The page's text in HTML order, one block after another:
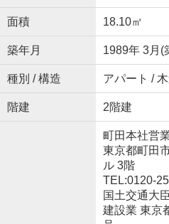
面積 18.10㎡
築年月 1989年 3月(
種別 / 構造 アパート /
階建 2階建
町田本社営
東京都町田
ル 3階
TEL:0120-
国土交通大
建設業 東京